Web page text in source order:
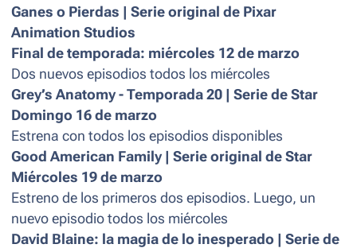
Ganes o Pierdas | Serie original de Pixar
Animation Studios
Final de temporada: miércoles 12 de marzo
Dos nuevos episodios todos los miércoles
Grey’s Anatomy - Temporada 20 | Serie de Star
Domingo 16 de marzo
Estrena con todos los episodios disponibles
Good American Family | Serie original de Star
Miércoles 19 de marzo
Estreno de los primeros dos episodios. Luego, un
nuevo episodio todos los miércoles
David Blaine: la magia de lo inesperado | Serie de